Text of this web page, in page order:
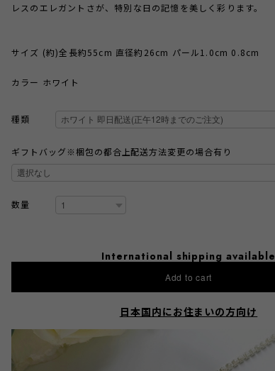
レスのエレガントさが、特別な日の記憶を美しく彩ります。
サイズ (約)全長約55cm 直径約26cm パール1.0cm 0.8cm
カラー ホワイト
種類
ギフトバッグ※梱包の都合上配送方法変更の場合有り
数量
International shipping available
Add to cart
日本国内にお住まいの方向け